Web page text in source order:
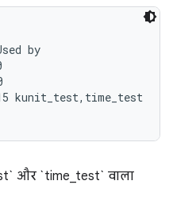
by
kunit_test,time_test
और `time_test` वाला